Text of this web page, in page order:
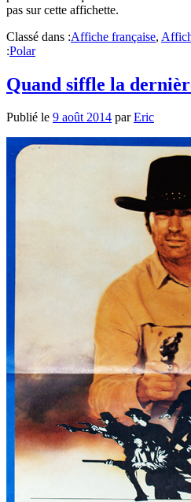
pas sur cette affichette.
Classé dans :Affiche française,
:Polar
Quand siffle la
Publié le 9 août 2014 parEric